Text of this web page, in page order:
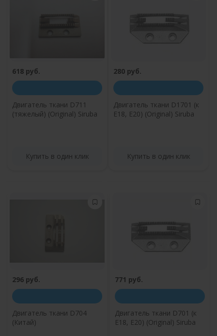
618 руб.
Двигатель ткани D711
(тяжелый) (Original) Siruba
Купить в один клик
280 руб.
Двигатель ткани D1701 (к
E18, E20) (Original) Siruba
Купить в один клик
296 руб.
Двигатель ткани D704
(Китай)
771 руб.
Двигатель ткани D701 (к
E18, E20) (Original) Siruba